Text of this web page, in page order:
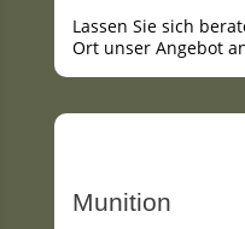
Lassen Sie sich
Ort unser Angebot
Munition